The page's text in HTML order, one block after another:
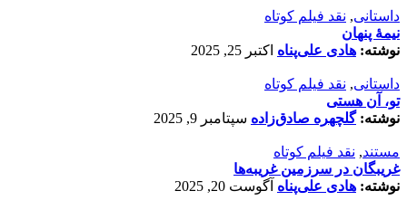
داستانی, نقد فیلم کوتاه
نیمۀ پنهان
نوشته: هادی علی‌پناه اکتبر 25, 2025
داستانی, نقد فیلم کوتاه
تو، آن هستی
نوشته:گلچهره صادق‌زاده سپتامبر 9, 2025
مستند, نقد فیلم کوتاه
غریبگان در سرزمین غریبه‌ها
نوشته: هادی علی‌پناه آگوست 20, 2025